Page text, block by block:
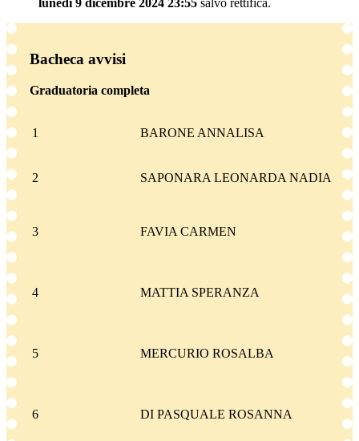
Bacheca avvisi
Graduatoria completa
1 BARONE ANNALISA
2 SAPONARA LEONARDA NADIA
3 FAVIA CARMEN
4 MATTIA SPERANZA
5 MERCURIO ROSALBA
6 DI PASQUALE ROSANNA